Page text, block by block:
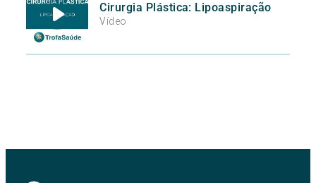
Cirurgia Plástica: Lipoaspiração
Vídeo